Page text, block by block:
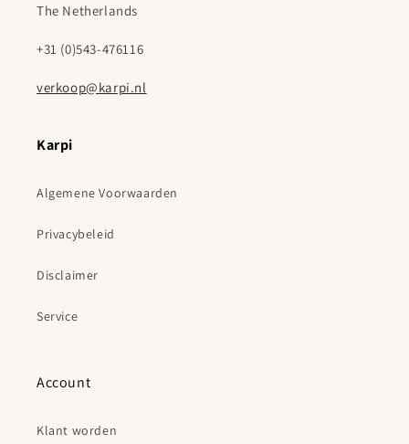
The Netherlands
+31 (0)543-476116
verkoop@karpi.nl
Karpi
Algemene Voorwaarden
Privacybeleid
Disclaimer
Service
Account
Klant worden